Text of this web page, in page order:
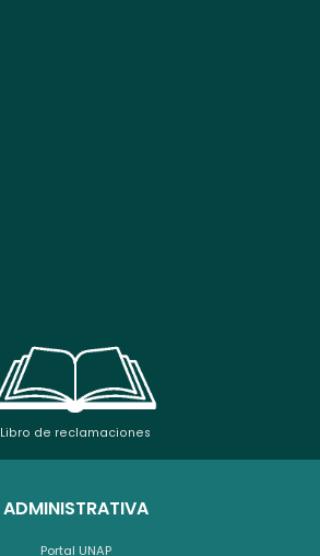
Libro de reclamaciones
ADMINISTRATIVA
Portal UNAP